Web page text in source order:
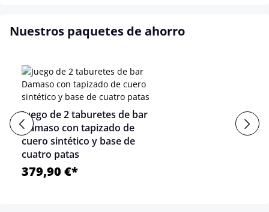
Nuestros paquetes de ahorro
Juego de 2 taburetes de bar
Damaso con tapizado de
cuero sintético y base de
cuatro patas
379,90 €*